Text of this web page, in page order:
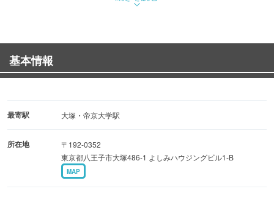
基本情報
最寄駅 大塚・帝京大学駅
所在地
〒192-0352
東京都八王子市大塚486-1 よしみハウジングビル1-B
MAP